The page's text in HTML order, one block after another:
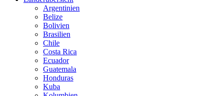
Argentinien
Belize
Bolivien
Brasilien
Chile
Costa Rica
Ecuador
Guatemala
Honduras
Kuba